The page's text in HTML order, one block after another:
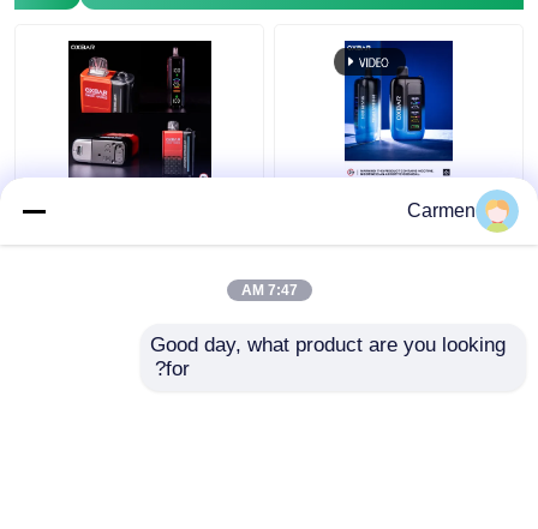
OXBAR ICE NIC 35000
النفايات المستخدمة مرة
OXBAR MAGIC MAZE2
Carmen
7:47 AM
Good day, what product are you looking
for?